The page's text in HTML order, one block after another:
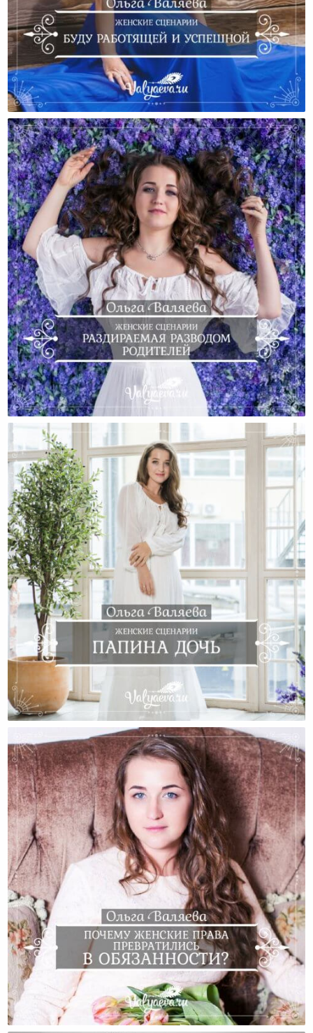
Женские Сценарии. Буду Работящей И Успешной
Женские Сценарии. Раздираемая Разводом
Родителей.
Женские Сценарии. Папина Дочь
Почему Женские Права Превратились В
Обязанности?